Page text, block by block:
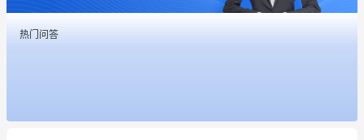
热门问答
用有赞就能在微信、小红书同时经营了